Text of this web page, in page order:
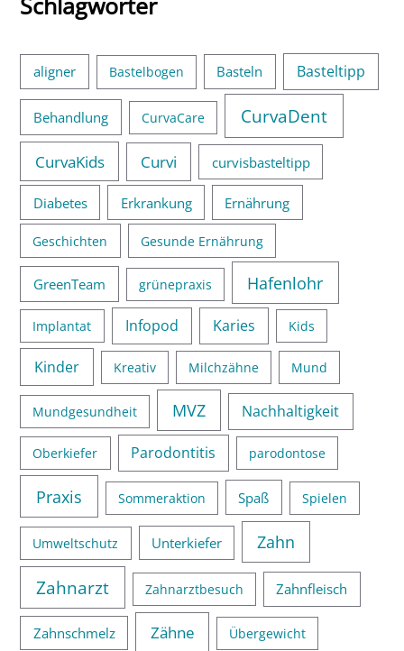
aligner Bastelbogen Basteln Basteltipp
Behandlung CurvaCare CurvaDent
CurvaKids Curvi curvisbasteltipp
Diabetes Erkrankung Ernährung
Geschichten Gesunde Ernährung
GreenTeam grünepraxis Hafenlohr
Implantat Infopod Karies Kids
Kinder Kreativ Milchzähne Mund
Mundgesundheit MVZ Nachhaltigkeit
Oberkiefer Parodontitis parodontose
Praxis Sommeraktion Spaß Spielen
Umweltschutz Unterkiefer Zahn
Zahnarzt Zahnarztbesuch Zahnfleisch
Zahnschmelz Zähne Übergewicht